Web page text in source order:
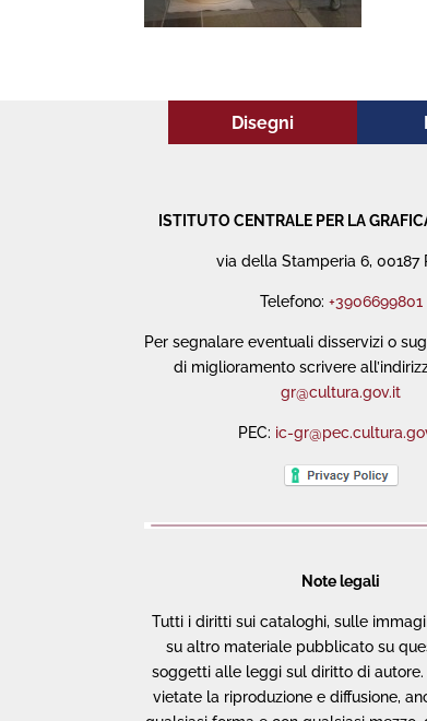
Disegni
ISTITUTO CENTRALE PER LA
via della Stamperia 6, 00187
Telefono: +3906699801
Per segnalare eventuali disservizi o
di miglioramento scrivere
gr@cultura.gov.it
PEC: ic-
Note legali
Tutti i diritti sui cataloghi, sulle
su altro materiale pubblicato su
soggetti alle leggi sul diritto di autore.
vietate la riproduzione e diffusione,